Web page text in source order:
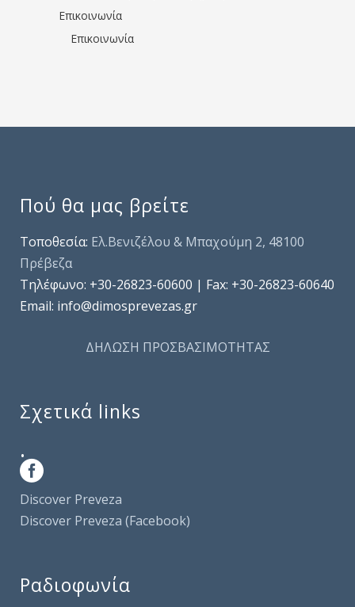
Επικοινωνία
Επικοινωνία
Πού θα μας βρείτε
Τοποθεσία: Ελ.Βενιζέλου & Μπαχούμη 2, 48100
Πρέβεζα
Τηλέφωνo: +30-26823-60600 | Fax: +30-26823-60640
Email: info@dimosprevezas.gr
ΔΗΛΩΣΗ ΠΡΟΣΒΑΣΙΜΟΤΗΤΑΣ
Σχετικά links
.
Discover Preveza
Discover Preveza (Facebook)
Ραδιοφωνία